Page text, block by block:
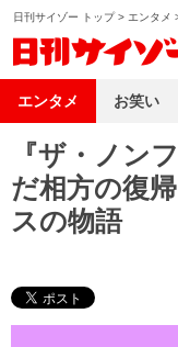
日刊サイゾー トップ> エンタメ
『ザ・ノン
だ相方の復
スの物語
エンタメ お笑い